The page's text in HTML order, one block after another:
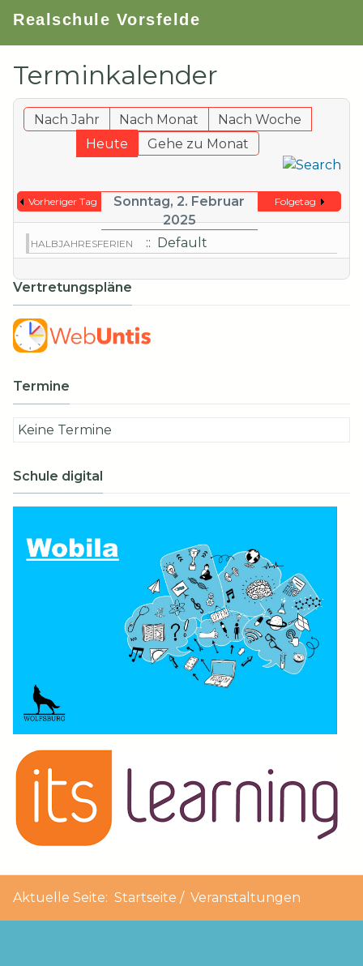
Realschule Vorsfelde
Terminkalender
Nach Jahr Nach Monat
Nach Woche
Heute
Gehe zu Monat
Vorheriger Tag
Sonntag, 2. Februar
2025
Folgetag
HALBJAHRESFERIEN :: Default
Vertretungspläne
Termine
Keine Termine
Schule digital
Aktuelle Seite: Startseite Veranstaltungen